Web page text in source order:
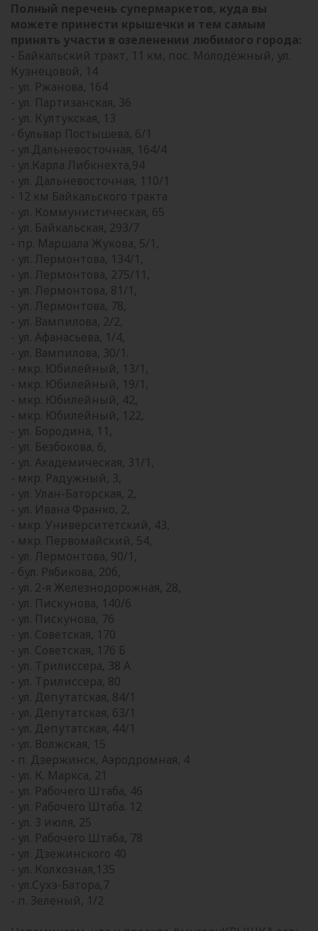
Полный перечень супермаркетов, куда вы
можете принести крышечки и тем самым
принять участи в озеленении любимого города:
- Байкальский тракт, 11 км, пос. Молодёжный, ул.
Кузнецовой, 14
- ул. Ржанова, 164
- ул. Партизанская, 36
- ул. Култукская, 13
- бульвар Постышева, 6/1
- ул.Дальневосточная, 164/4
- ул.Карла Либкнехта,94
- ул. Дальневосточная, 110/1
- 12 км Байкальского тракта
- ул. Коммунистическая, 65
- ул. Байкальская, 293/7
- пр. Маршала Жукова, 5/1,
- ул. Лермонтова, 134/1,
- ул. Лермонтова, 275/11,
- ул. Лермонтова, 81/1,
- ул. Лермонтова, 78,
- ул. Вампилова, 2/2,
- ул. Афанасьева, 1/4,
- ул. Вампилова, 30/1.
- мкр. Юбилейный, 13/1,
- мкр. Юбилейный, 19/1,
- мкр. Юбилейный, 42,
- мкр. Юбилейный, 122,
- ул. Бородина, 11,
- ул. Безбокова, 6,
- ул. Академическая, 31/1,
- мкр. Радужный, 3,
- ул. Улан-Баторская, 2,
- ул. Ивана Франко, 2,
- мкр. Университетский, 43,
- мкр. Первомайский, 54,
- ул. Лермонтова, 90/1,
- бул. Рябикова, 20б,
- ул. 2-я Железнодорожная, 28,
- ул. Пискунова, 140/6
- ул. Пискунова, 76
- ул. Советская, 170
- ул. Советская, 176 Б
- ул. Трилиссера, 38 А
- ул. Трилиссера, 80
- ул. Депутатская, 84/1
- ул. Депутатская, 63/1
- ул. Депутатская, 44/1
- ул. Волжская, 15
- п. Дзержинск, Аэродромная, 4
- ул. К. Маркса, 21
- ул. Рабочего Штаба, 46
- ул. Рабочего Штаба. 12
- ул. 3 июля, 25
- ул. Рабочего Штаба, 78
- ул. Дзежинского 40
- ул. Колхозная,135
- ул.Сухэ-Батора,7
- п. Зеленый, 1/2